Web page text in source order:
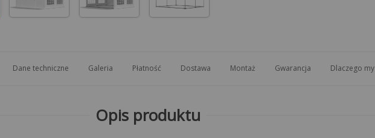
Dane techniczne Galeria Płatność Dostawa Montaż Gwarancja Dlaczego my
Opis produktu